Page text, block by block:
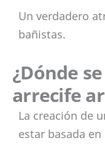
Un verdadero
bañistas.
¿Dónde
arrecife
La creación de
estar basada